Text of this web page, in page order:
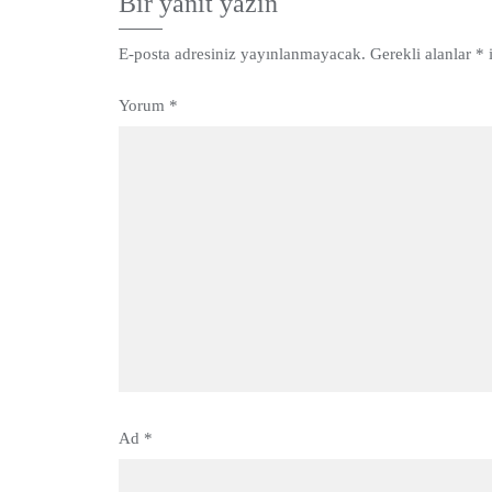
E-posta adresiniz yayınlanmayacak. Gerekli alanlar *
Yorum *
Ad *